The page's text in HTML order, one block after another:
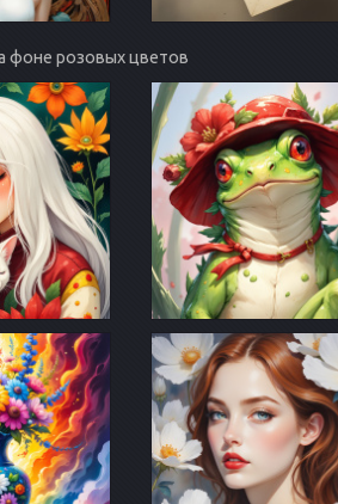
фоне розовых цветов